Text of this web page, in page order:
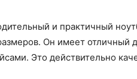
и практичный
Он имеет отличный
Это действительно